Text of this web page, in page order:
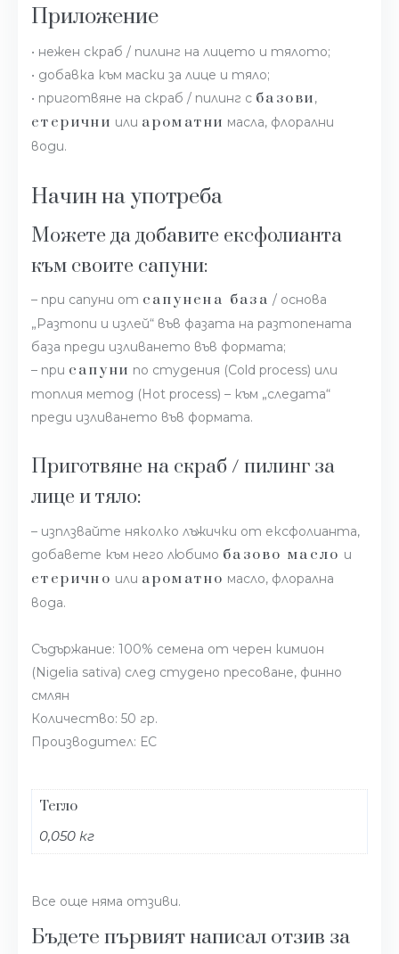
Приложение
• нежен скраб / пилинг на лицето и тялото;
• добавка към маски за лице и тяло;
• приготвяне на скраб / пилинг с базови,
етерични или ароматни масла, флорални
води.
Начин на употреба
Можете да добавите ексфолианта
към своите сапуни:
– при сапуни от сапунена база / основа
„Разтопи и излей“ във фазата на разтопената
база преди изливането във формата;
– при сапуни по студения (Cold process) или
топлия метод (Hot process) – към „следата“
преди изливането във формата.
Приготвяне на скраб / пилинг за
лице и тяло:
– изплзвайте няколко лъжички от ексфолианта,
добавете към него любимо базово масло и
етерично или ароматно масло, флорална
вода.
Съдържание: 100% семена от черен кимион
(Nigelia sativa) след студено пресоване, финно
смлян
Количество: 50 гр.
Производител: ЕС
Тегло
0,050 кг
Все още няма отзиви.
Бъдете първият написал отзив за